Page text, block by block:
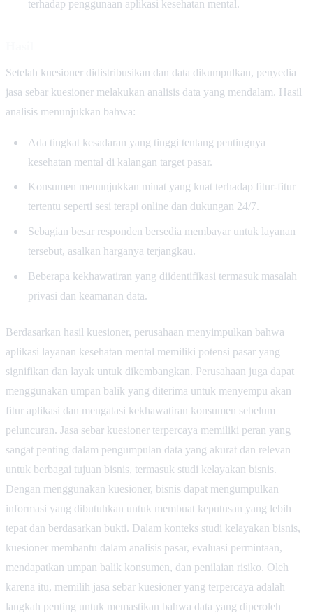
terhadap penggunaan aplikasi kesehatan mental.
Setelah kuesioner didistribusikan dan data dikumpulkan, penyedia
jasa sebar kuesioner melakukan analisis data yang mendalam. Hasil
analisis menunjukkan bahwa:
Ada tingkat kesadaran yang tinggi tentang pentingnya
kesehatan mental di kalangan target pasar.
Konsumen menunjukkan minat yang kuat terhadap fitur-fitur
tertentu seperti sesi terapi online dan dukungan 24/7.
Sebagian besar responden bersedia membayar untuk layanan
tersebut, asalkan harganya terjangkau.
Beberapa kekhawatiran yang diidentifikasi termasuk masalah
privasi dan keamanan data.
Berdasarkan hasil kuesioner, perusahaan menyimpulkan bahwa
aplikasi layanan kesehatan mental memiliki potensi pasar yang
signifikan dan layak untuk dikembangkan. Perusahaan juga dapat
menggunakan umpan balik yang diterima untuk menyempu akan
fitur aplikasi dan mengatasi kekhawatiran konsumen sebelum
peluncuran. Jasa sebar kuesioner terpercaya memiliki peran yang
sangat penting dalam pengumpulan data yang akurat dan relevan
untuk berbagai tujuan bisnis, termasuk studi kelayakan bisnis.
Dengan menggunakan kuesioner, bisnis dapat mengumpulkan
informasi yang dibutuhkan untuk membuat keputusan yang lebih
tepat dan berdasarkan bukti. Dalam konteks studi kelayakan bisnis,
kuesioner membantu dalam analisis pasar, evaluasi permintaan,
mendapatkan umpan balik konsumen, dan penilaian risiko. Oleh
karena itu, memilih jasa sebar kuesioner yang terpercaya adalah
langkah penting untuk memastikan bahwa data yang diperoleh